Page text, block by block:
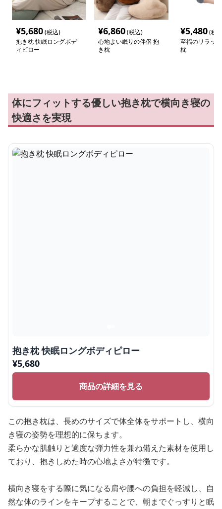
¥5,680(税込)
抱き枕 快眠ロングボデ
ィピロー
¥6,860(税込)
心地よい眠りの伴侶 抱
き枕
¥5,480(税
至福のリラッ
枕
体にフィットする優しい抱き枕で横向き寝の
快適さを実現
抱き枕 快眠ロングボディピロー
¥5,680
商品の詳細を見る
この抱き枕は、長めのサイズで体全体をサポートし、横向
き寝の姿勢を理想的に保ちます。
柔らかな肌触りと適度な弾力性を兼ね備えた素材を使用し
ており、抱きしめた時の心地よさが特徴です。
横向き寝をする際に気になる肩や腰への負担を軽減し、自
然な体のラインをキープすることで、朝までぐっすりと眠